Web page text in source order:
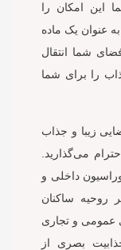
این امکان را
عنوان یک ماده
شما انتقال
را برای شما
زیبا و جذاب
می‌گذارید.
داخلی و
روحیه ساکنان
عمومی و تجاری
بصری از